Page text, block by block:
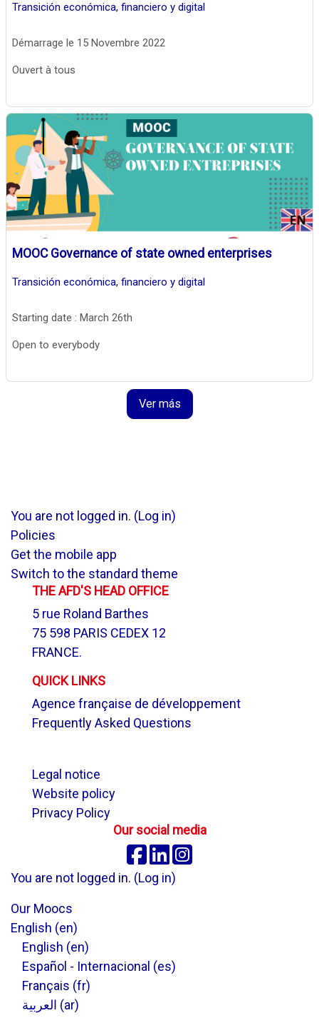
Transición económica, financiero y digital
Démarrage le 15 Novembre 2022
Ouvert à tous
MOOC Governance of state owned enterprises
Transición económica, financiero y digital
Starting date : March 26th
Open to everybody
Ver más
You are not logged in. (Log in)
Policies
Get the mobile app
Switch to the standard theme
THE AFD'S HEAD OFFICE
5 rue Roland Barthes
75 598 PARIS CEDEX 12
FRANCE.
QUICK LINKS
Agence française de développement
Frequently Asked Questions
Legal notice
Website policy
Privacy Policy
Our social media
Facebook
Linkedin
You are not logged in. (Log in)
Our Moocs
English ‎(en)‎
English ‎(en)‎
Español - Internacional ‎(es)‎
Français ‎(fr)‎
العربية ‎(ar)‎